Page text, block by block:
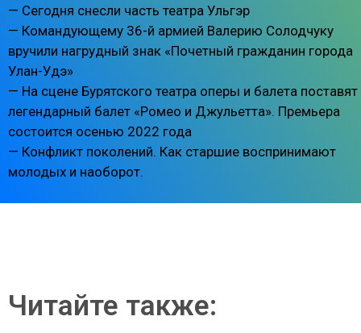
— Сегодня снесли часть театра Ульгэр
— Командующему 36-й армией Валерию Солодчуку
вручили нагрудный знак «Почетный гражданин города
Улан-Удэ»
— На сцене Бурятского театра оперы и балета поставят
легендарный балет «Ромео и Джульетта». Премьера
состоится осенью 2022 года
— Конфликт поколений. Как старшие воспринимают
молодых и наоборот.
Читайте также: